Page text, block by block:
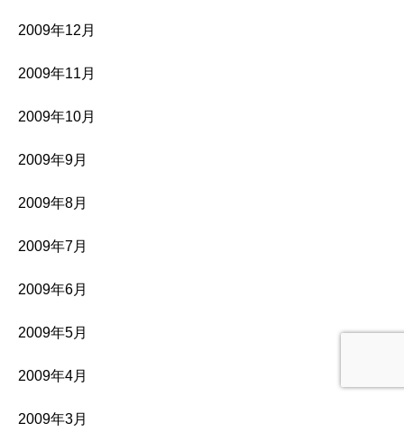
2009年12月
2009年11月
2009年10月
2009年9月
2009年8月
2009年7月
2009年6月
2009年5月
2009年4月
2009年3月